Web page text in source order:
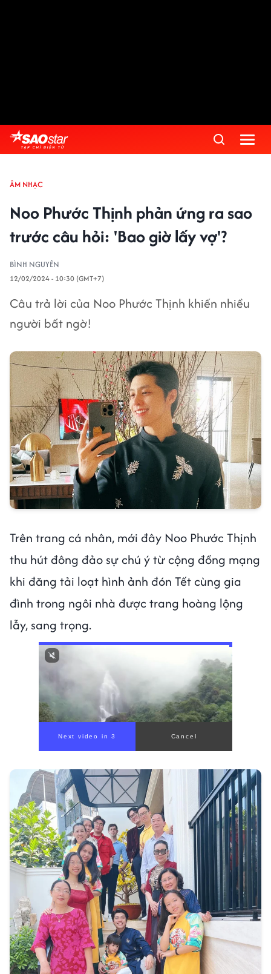
ÂM NHẠC
Noo Phước Thịnh phản ứng ra sao
trước câu hỏi: 'Bao giờ lấy vợ'?
BÌNH NGUYÊN
12/02/2024 - 10:30 (GMT+7)
Câu trả lời của Noo Phước Thịnh khiến nhiều
người bất ngờ!
Trên trang cá nhân, mới đây Noo Phước Thịnh
thu hút đông đảo sự chú ý từ cộng đồng mạng
khi đăng tải loạt hình ảnh đón Tết cùng gia
đình trong ngôi nhà được trang hoàng lộng
lẫy, sang trọng.